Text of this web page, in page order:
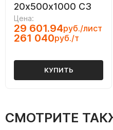
20х500х1000 С3
Цена:
29 601.94руб./лист
261 040руб./т
КУПИТЬ
СМОТРИТЕ